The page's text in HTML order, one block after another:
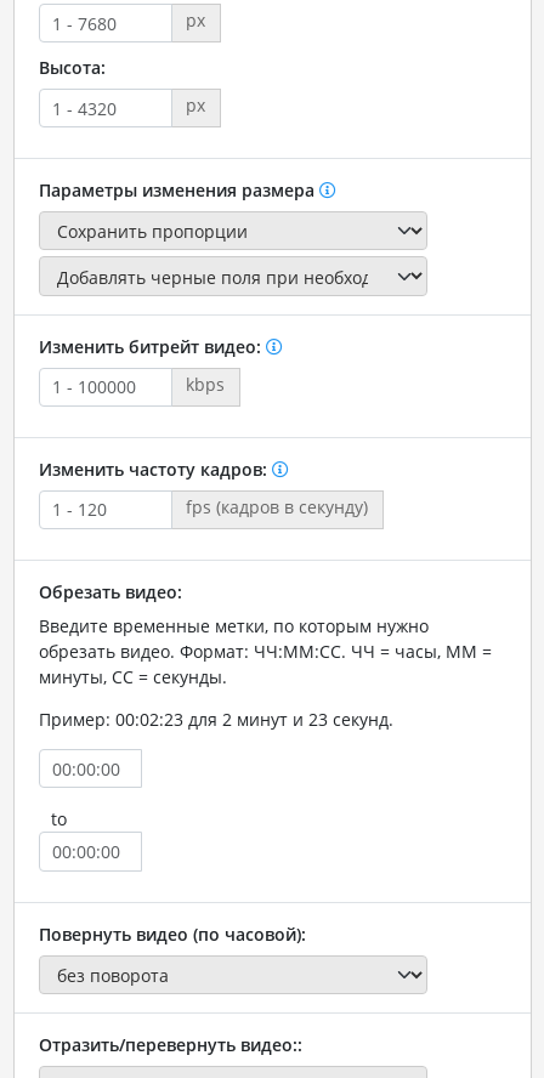
px
Высота:
px
Параметры изменения размера
Изменить битрейт видео:
kbps
Изменить частоту кадров:
fps (кадров в секунду)
Обрезать видео:
Введите временные метки, по которым нужно
обрезать видео. Формат: ЧЧ:ММ:СС. ЧЧ = часы, ММ =
минуты, СС = секунды.
Пример: 00:02:23 для 2 минут и 23 секунд.
to
Повернуть видео (по часовой):
Отразить/перевернуть видео::